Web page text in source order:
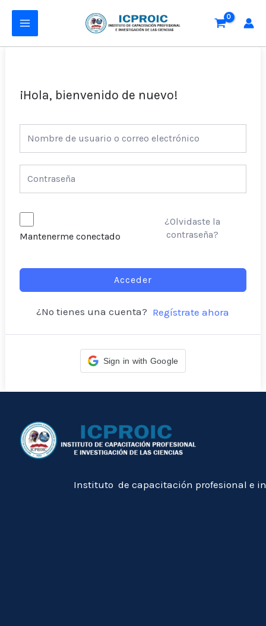
contenido
MAIN
MENU
¡Hola, bienvenido de nuevo!
Mantenerme conectado
¿Olvidaste la
contraseña?
Acceder
¿No tienes una cuenta? Regístrate ahora
Sign in with Google
Instituto de capacitación profesional e